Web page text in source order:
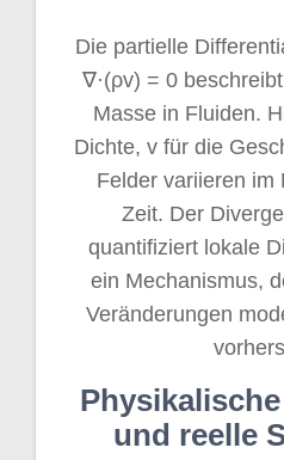
Die partielle
∇·(ρv) = 0
Masse in Fluiden.
Dichte, v für die
Felder variieren im
Zeit. Der
quantifiziert lokale
ein Mechanismus,
Veränderungen
und reelle